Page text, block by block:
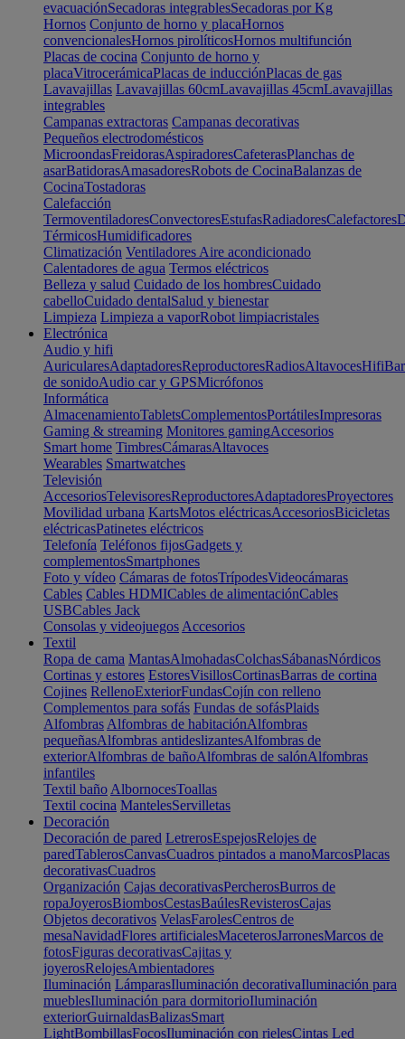
evacuaciónSecadoras integrablesSecadoras por Kg
Hornos Conjunto de horno y placaHornos
convencionalesHornos pirolíticosHornos multifunción
Placas de cocina Conjunto de horno y
placaVitrocerámicaPlacas de inducciónPlacas de gas
Lavavajillas Lavavajillas 60cmLavavajillas 45cmLavavajillas
integrables
Campanas extractoras Campanas decorativas
Pequeños electrodomésticos
MicroondasFreidorasAspiradoresCafeterasPlanchas de
asarBatidorasAmasadoresRobots de CocinaBalanzas de
CocinaTostadoras
Calefacción
TermoventiladoresConvectoresEstufasRadiadoresCalefactores
TérmicosHumidificadores
Climatización Ventiladores Aire acondicionado
Calentadores de agua Termos eléctricos
Belleza y salud Cuidado de los hombresCuidado
cabelloCuidado dentalSalud y bienestar
Limpieza Limpieza a vaporRobot limpiacristales
Electrónica
Audio y hifi
AuricularesAdaptadoresReproductoresRadiosAltavocesHifi
de sonidoAudio car y GPSMicrófonos
Informática
AlmacenamientoTabletsComplementosPortátilesImpresoras
Gaming & streaming Monitores gamingAccesorios
Smart home TimbresCámarasAltavoces
Wearables Smartwatches
Televisión
AccesoriosTelevisoresReproductoresAdaptadoresProyectores
Movilidad urbana KartsMotos eléctricasAccesoriosBicicletas
eléctricasPatinetes eléctricos
Telefonía Teléfonos fijosGadgets y
complementosSmartphones
Foto y vídeo Cámaras de fotosTrípodesVideocámaras
Cables Cables HDMICables de alimentaciónCables
USBCables Jack
Consolas y videojuegos Accesorios
Textil
Ropa de cama MantasAlmohadasColchasSábanasNórdicos
Cortinas y estores EstoresVisillosCortinasBarras de cortina
Cojines RellenoExteriorFundasCojín con relleno
Complementos para sofás Fundas de sofásPlaids
Alfombras Alfombras de habitaciónAlfombras
pequeñasAlfombras antideslizantesAlfombras de
exteriorAlfombras de bañoAlfombras de salónAlfombras
infantiles
Textil baño AlbornocesToallas
Textil cocina MantelesServilletas
Decoración
Decoración de pared LetrerosEspejosRelojes de
paredTablerosCanvasCuadros pintados a manoMarcosPlacas
decorativasCuadros
Organización Cajas decorativasPercherosBurros de
ropaJoyerosBiombosCestasBaúlesRevisterosCajas
Objetos decorativos VelasFarolesCentros de
mesaNavidadFlores artificialesMaceterosJarronesMarcos de
fotosFiguras decorativasCajitas y
joyerosRelojesAmbientadores
Iluminación LámparasIluminación decorativaIluminación para
mueblesIluminación para dormitorioIluminación
exteriorGuirnaldasBalizasSmart
LightBombillasFocosIluminación con rielesCintas Led